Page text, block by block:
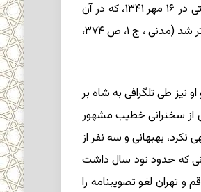
همراه بود، سیدجعفر که چندین دوره وکیل مجلس بود بازداشت شد (طلوعی ، ۱۳۷۲ ش ، ج ۱، ص ۴۳۵). به دنبال تصویب قانون انجمنهای ایالتی و ولایتی در ۱۶ مهر ۱۳۴۱، که در آن
شرط قسم به قرآن و مسلمان بودن از شرایط انتخاب شوندگان و انتخاب کنندگان حذف و به زنان نیز حق رأی داده شده بود، رابطه بهبهانی و حکومت تیره تر شد (مدنی ، ج ۱، ص ۳۷۴،
نیز طی تلگرافی به شاه بر
پس از سخنرانی خطیب مشهور
بهبهانی و سه نفر از
که حدود نود سال داشت
تهران لغو تصویبنامه را